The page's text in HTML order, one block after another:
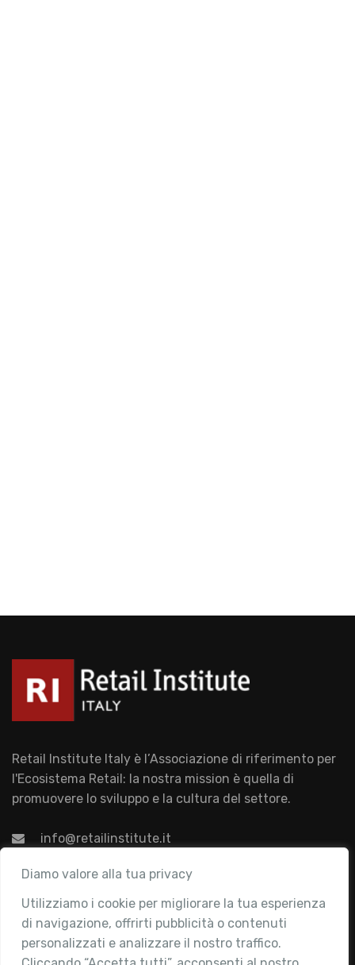
Diamo valore alla tua privacy
Utilizziamo i cookie per migliorare la tua esperienza
di navigazione, offrirti pubblicità o contenuti
personalizzati e analizzare il nostro traffico.
Retail Institute Italy è l’Associazione di riferimento per
l'Ecosistema Retail: la nostra mission è quella di
promuovere lo sviluppo e la cultura del settore.
info@retailinstitute.it
Associazione
Chi siamo
Attività
Contatti